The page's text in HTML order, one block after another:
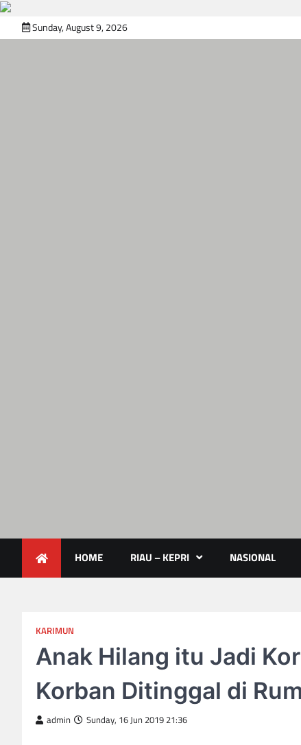
to
Sunday, August 9, 2026
HOME RIAU – KEPRI NASIONAL
KARIMUN
Anak Hilang itu Jadi
Korban Ditinggal di
admin Sunday, 16 Jun 2019 21:36